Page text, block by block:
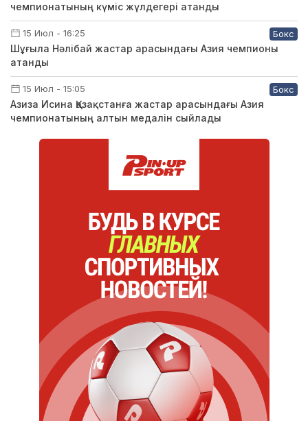
чемпионатының күміс жүлдегері атанды
15 Июл - 16:25 Бокс
Шұғыла Нәлібай жастар арасындағы Азия чемпионы
атанды
15 Июл - 15:05 Бокс
Азиза Исина Қазақстанға жастар арасындағы Азия
чемпионатының алтын медалін сыйлады